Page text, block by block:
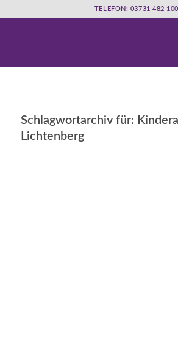
TELEFON: 03731 482 100
Schlagwortarchiv für:
Lichtenberg